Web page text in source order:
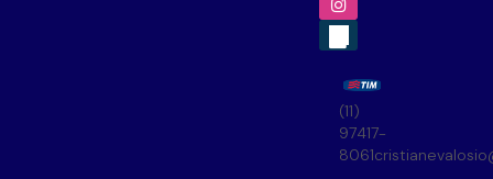
(11)
97417-
8061